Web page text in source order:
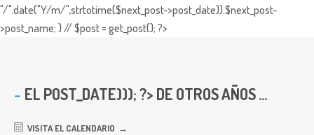
"/".date("Y/m/",strtotime($next_post->post_date)).$next_post-
>post_name; } // $post = get_post(); ?>
EL POST_DATE))); ?> DE OTROS AÑOS ...
VISITA EL CALENDARIO